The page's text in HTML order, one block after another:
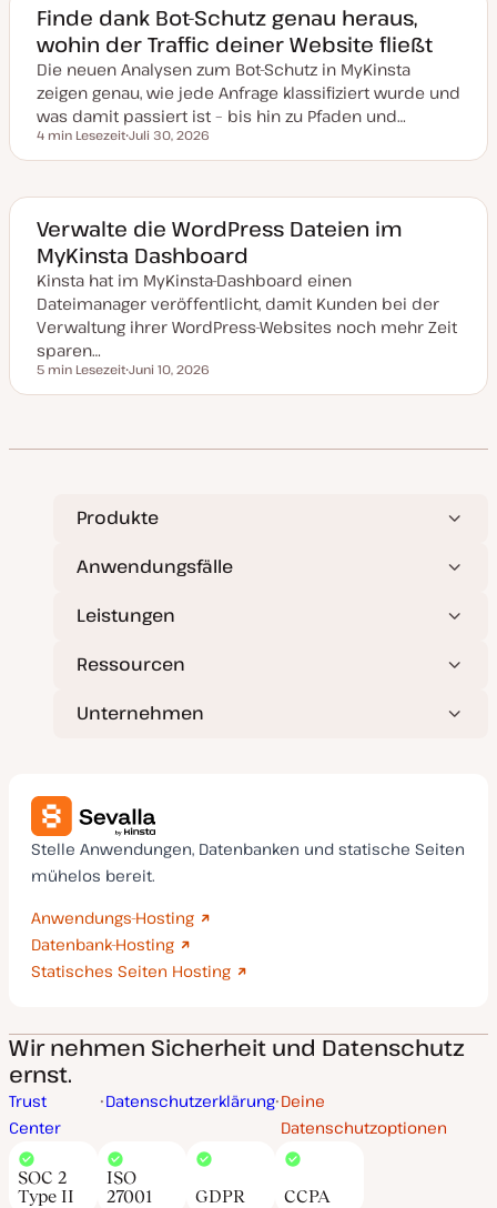
a
k
t
u
a
i
s
i
e
Finde dank Bot-Schutz genau heraus,
wohin der Traffic deiner Website fließt
Die neuen Analysen zum Bot-Schutz in MyKinsta
zeigen genau, wie jede Anfrage klassifiziert wurde und
was damit passiert ist – bis hin zu Pfaden und…
Lesezeit
4 min Lesezeit
a
k
t
u
a
i
s
r
t
Juli 30, 2026
Verwalte die WordPress Dateien im
MyKinsta Dashboard
Kinsta hat im MyKinsta-Dashboard einen
Dateimanager veröffentlicht, damit Kunden bei der
Verwaltung ihrer WordPress-Websites noch mehr Zeit
sparen…
Lesezeit
5 min Lesezeit
a
a
a
l
i
t
Juni 10, 2026
Produkte
Anwendungsfälle
Leistungen
Ressourcen
Unternehmen
Stelle Anwendungen, Datenbanken und statische Seiten
mühelos bereit.
Anwendungs-Hosting
Datenbank-Hosting
Statisches Seiten Hosting
Wir nehmen Sicherheit und Datenschutz
ernst.
Trust
Center
Datenschutzerklärung Deine
Datenschutzoptionen
SOC 2
Type II
ISO
27001
GDPR CCPA